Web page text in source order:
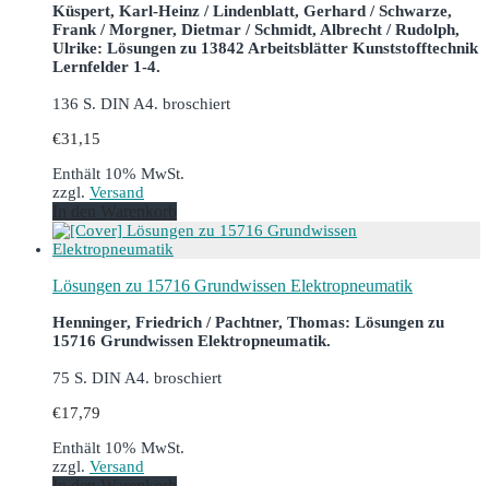
Küspert, Karl-Heinz / Lindenblatt, Gerhard / Schwarze,
Frank / Morgner, Dietmar / Schmidt, Albrecht / Rudolph,
Ulrike: Lösungen zu 13842 Arbeitsblätter Kunststofftechnik
Lernfelder 1-4.
136 S. DIN A4. broschiert
€31,15
Enthält 10% MwSt.
zzgl. Versand
In den Warenkorb
Lösungen zu 15716 Grundwissen Elektropneumatik
Henninger, Friedrich / Pachtner, Thomas: Lösungen zu
15716 Grundwissen Elektropneumatik.
75 S. DIN A4. broschiert
€17,79
Enthält 10% MwSt.
zzgl. Versand